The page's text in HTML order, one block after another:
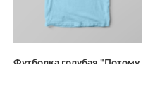
Футболка голубая "Потому